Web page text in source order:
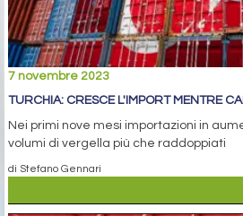
7 novembre 2023
TURCHIA: CRESCE L'IMPORT MENTRE
Nei primi nove mesi importazioni in
volumi di vergella più che raddoppiati
di Stefano Gennari